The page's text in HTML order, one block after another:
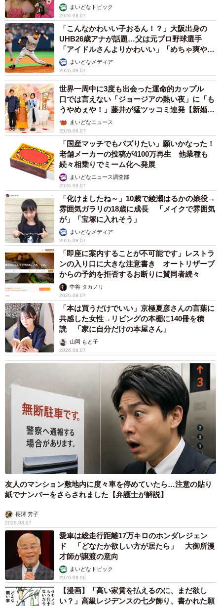
まいどなトピック
2026.08.07
「こんなかわいい子おるん！？」大阪出身の
UHB26歳アナが話題…父は元プロ野球選手
「アイドルさんよりかわいい」「めちゃ爽や
か」まいどなメディア
2026.08.07
世界一周中に3度も出会った運命的カップル
口では言えない「ジョージアの熱い夜」に「も
うやめぇや！」藤井が猛ツッコミ連発【新婚さ
ん】まいどなニュース
2026.08.07
「国産マッチでもバズりたい」願いかなった！
老舗メーカーの投稿が4100万再生 他業種も
続々相乗りでミーム化へ発展
まいどなニュース調査部
2026.08.07
「化けましたね～」10歳で綾瀬はるかの娘役→
雰囲気ガラリの18歳に成長 「メイクで雰囲気
が」「宝塚に入れそう」
まいどなメディア
2026.08.07
「即座に案内することが不可能です」レストラ
ンの入り口に大きな注意書き オートリザーブ
からの予約を拒否するお断りに賛同者続々
中将 タカノリ
2026.08.07
「本は買うだけでいい」京極夏彦さんの言葉に
共感した女性→リビングの本棚に140冊を積
読 「家に自分だけの本屋さん」
山岡 もと子
2026.08.07
友人のマンション敷地内に度々車を停めていたら…注意の貼り
紙でナンバーをさらされました【弁護士が解説】
長澤 芳子
2026.08.07
愛車は総走行距離17万キロのホンダレジェン
ド 「どなたか欲しい方が居たら」 大御所漫
才師が譲渡の意向
まいどなトピック
2026.08.06
【漫画】「高い家賃を払えるのに、まだ欲し
い？」高級レジデンスの七夕飾り、書かれた願